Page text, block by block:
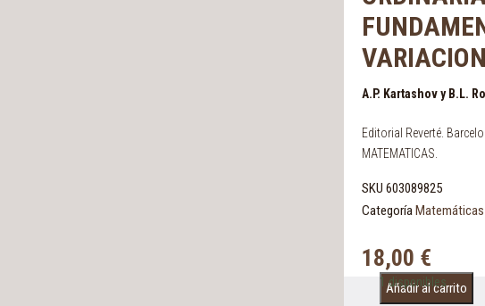
A.P. Kartashov y B.L.
Editorial Reverté.
MATEMATICAS.
SKU 603089825
CategoríaMatemáticas
18,00 €
1 disponibles
Añadir al carrito